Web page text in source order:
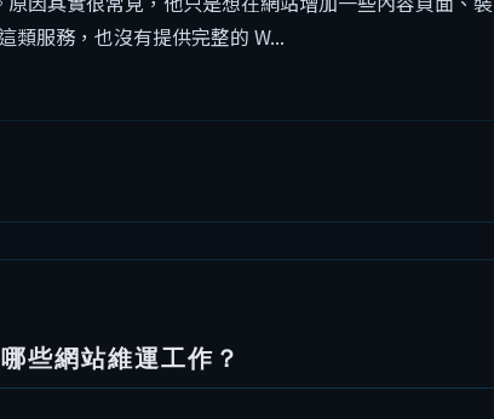
類服務，也沒有提供完整的 W...
些網站維運工作？